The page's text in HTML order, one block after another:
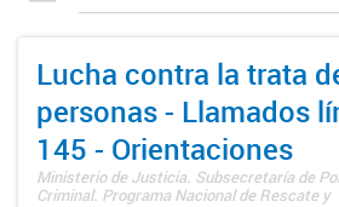
Lucha contra la trata
personas - Llamados
145 - Orientaciones
Ministerio de Justicia. Subsecretaría de
Criminal. Programa Nacional de Rescate y